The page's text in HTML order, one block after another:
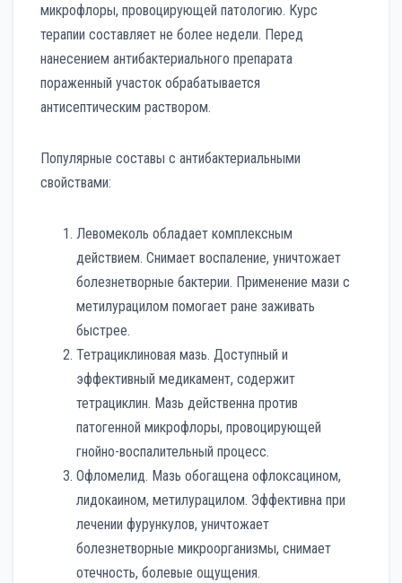
микрофлоры, провоцирующей патологию. Курс
терапии составляет не более недели. Перед
нанесением антибактериального препарата
пораженный участок обрабатывается
антисептическим раствором.
Популярные составы с антибактериальными
свойствами:
Левомеколь обладает комплексным
действием. Снимает воспаление, уничтожает
болезнетворные бактерии. Применение мази с
метилурацилом помогает ране заживать
быстрее.
Тетрациклиновая мазь. Доступный и
эффективный медикамент, содержит
тетрациклин. Мазь действенна против
патогенной микрофлоры, провоцирующей
гнойно-воспалительный процесс.
Офломелид. Мазь обогащена офлоксацином,
лидокаином, метилурацилом. Эффективна при
лечении фурункулов, уничтожает
болезнетворные микроорганизмы, снимает
отечность, болевые ощущения.